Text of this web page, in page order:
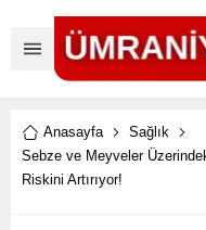
Anasayfa
Sağlık
Sebze ve Meyveler
Riskini Artırıyor!